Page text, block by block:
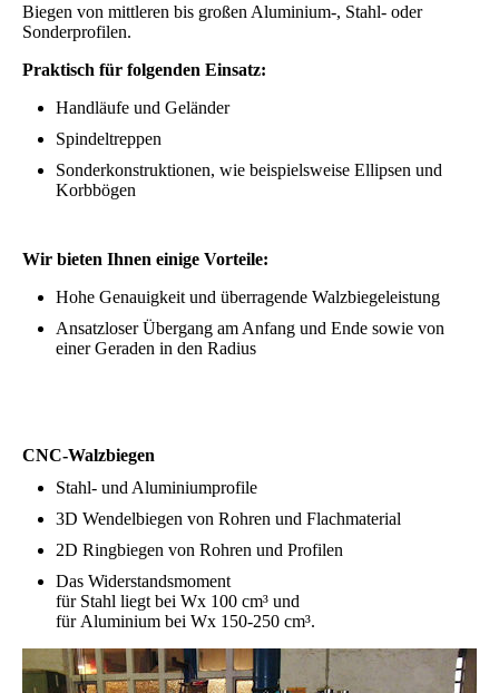
Biegen von mittleren bis großen Aluminium-, Stahl- oder
Sonderprofilen.
Praktisch für folgenden Einsatz:
Handläufe und Geländer
Spindeltreppen
Sonderkonstruktionen, wie beispielsweise Ellipsen und
Korbbögen
Wir bieten Ihnen einige Vorteile:
Hohe Genauigkeit und überragende Walzbiegeleistung
Ansatzloser Übergang am Anfang und Ende sowie von
einer Geraden in den Radius
CNC-Walzbiegen
Stahl- und Aluminiumprofile
3D Wendelbiegen von Rohren und Flachmaterial
2D Ringbiegen von Rohren und Profilen
Das Widerstandsmoment
für Stahl liegt bei Wx 100 cm³ und
für Aluminium bei Wx 150-250 cm³.